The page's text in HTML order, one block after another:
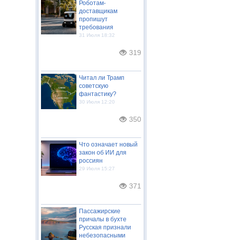
Роботам-
доставщикам
пропишут
требования
31 Июля 18:32
319
Читал ли Трамп
советскую
фантастику?
30 Июля 12:20
350
Что означает новый
закон об ИИ для
россиян
29 Июля 15:27
371
Пассажирские
причалы в бухте
Русская признали
небезопасными